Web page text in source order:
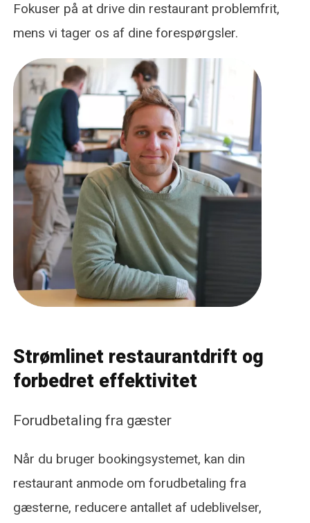
Fokuser på at drive din restaurant problemfrit,
mens vi tager os af dine forespørgsler.
Strømlinet restaurantdrift og
forbedret effektivitet
Forudbetaling fra gæster
Når du bruger bookingsystemet, kan din
restaurant anmode om forudbetaling fra
gæsterne, reducere antallet af udeblivelser,